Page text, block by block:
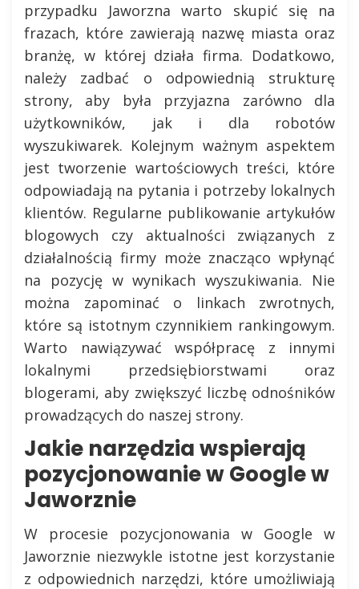
przypadku Jaworzna warto skupić się na
frazach, które zawierają nazwę miasta oraz
branżę, w której działa firma. Dodatkowo,
należy zadbać o odpowiednią strukturę
strony, aby była przyjazna zarówno dla
użytkowników, jak i dla robotów
wyszukiwarek. Kolejnym ważnym aspektem
jest tworzenie wartościowych treści, które
odpowiadają na pytania i potrzeby lokalnych
klientów. Regularne publikowanie artykułów
blogowych czy aktualności związanych z
działalnością firmy może znacząco wpłynąć
na pozycję w wynikach wyszukiwania. Nie
można zapominać o linkach zwrotnych,
które są istotnym czynnikiem rankingowym.
Warto nawiązywać współpracę z innymi
lokalnymi przedsiębiorstwami oraz
blogerami, aby zwiększyć liczbę odnośników
prowadzących do naszej strony.
Jakie narzędzia wspierają
pozycjonowanie w Google w
Jaworznie
W procesie pozycjonowania w Google w
Jaworznie niezwykle istotne jest korzystanie
z odpowiednich narzędzi, które umożliwiają